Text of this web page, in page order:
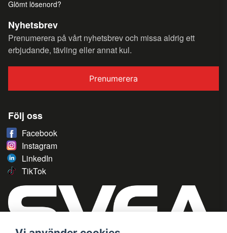
Glömt lösenord?
Nyhetsbrev
Prenumerera på vårt nyhetsbrev och missa aldrig ett
erbjudande, tävling eller annat kul.
Prenumerera
Följ oss
Facebook
Instagram
LinkedIn
TikTok